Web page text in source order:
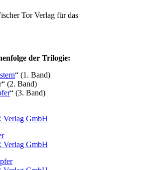
Tor Verlag für das
der Trilogie:
“ (1. Band)
(2. Band)
“ (3. Band)
Verlag GmbH
Verlag GmbH